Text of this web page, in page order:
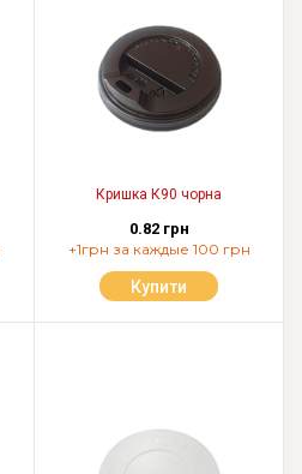
Кришка К90 чорна
0.82 грн
+1грн за каждые 100 грн
Купити